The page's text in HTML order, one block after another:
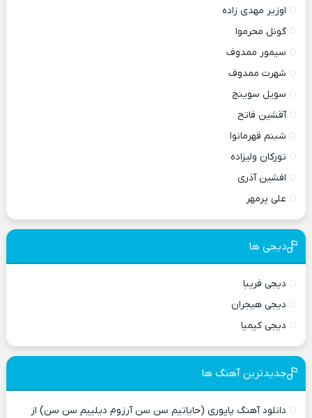
اوزیر مهدی زاده
گونل محرموا
سیمور ممدوف
شهرت ممدوف
سویل سوینج
آقشین فاتح
شبنم قهرمانوا
تورکان ولیزاده
افشین آذری
علی پرمهر
دیجی ها
دیجی فریبا
دیجی هیجران
دیجی کیمیا
جدیدترین آهنگ ها
دانلود آهنگ پاپوری (حایاتیم سن سن آرزوم دیلییم سن سن) از